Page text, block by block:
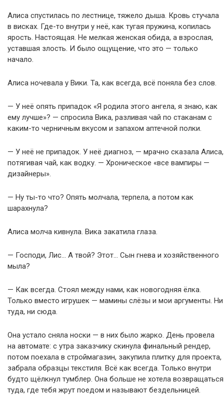
Алиса спустилась по лестнице, тяжело дыша. Кровь стучала
в висках. Где-то внутри у неё, как тугая пружина, копилась
ярость. Настоящая. Не мелкая женская обида, а взрослая,
уставшая злость. И было ощущение, что это — только
начало.
Алиса ночевала у Вики. Та, как всегда, всё поняла без слов.
— У неё опять припадок «Я родила этого ангела, я знаю, как
ему лучше»? — спросила Вика, разливая чай по стаканам с
каким-то черничным вкусом и запахом аптечной полки.
— У неё не припадок. У неё диагноз, — мрачно сказала Алиса,
потягивая чай, как водку. — Хроническое «все вампиры —
дизайнеры».
— Ну ты-то что? Опять молчала, терпела, а потом как
шарахнула?
Алиса молча кивнула. Вика закатила глаза.
— Господи, Лис… А твой? Этот… Сын гнева и хозяйственного
мыла?
— Как всегда. Стоял между нами, как новогодняя ёлка.
Только вместо игрушек — мамины слёзы и мои аргументы. Ни
туда, ни сюда.
Она устало сняла носки — в них было жарко. День провела
на автомате: с утра заказчику скинула финальный рендер,
потом поехала в строймагазин, закупила плитку для проекта,
забрала образцы текстиля. Всё как всегда. Только внутри
будто щёлкнул тумблер. Она больше не хотела возвращаться
туда, где тебя жрут поедом и называют бездельницей.